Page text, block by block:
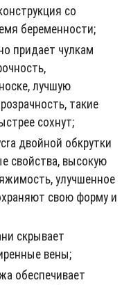
со
беременности;
придает чулкам
лучшую
такие
сохнут;
двойной обкрутки
свойства, высокую
улучшенное
свою форму и
скрывает
вены;
обеспечивает